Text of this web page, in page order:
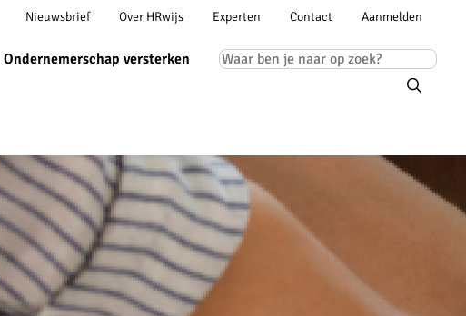
navigation
Ondernemerschap versterken
Meta
Nieuwsbrief Over HRwijs Experten Contact
Account
Aanmelden